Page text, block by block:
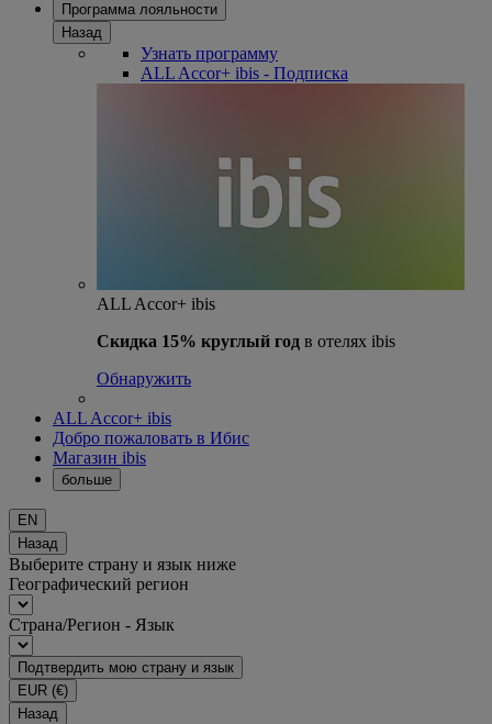
Программа лояльности
Назад
Узнать программу
ALL Accor+ ibis - Подписка
ALL Accor+ ibis
Скидка 15% круглый год в отелях ibis
Обнаружить
ALL Accor+ ibis
Добро пожаловать в Ибис
Магазин ibis
больше
EN
Назад
Выберите страну и язык ниже
Географический регион
Страна/Регион - Язык
Подтвердить мою страну и язык
EUR (€)
Назад